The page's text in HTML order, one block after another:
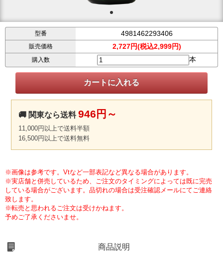
型番 4981462293406
販売価格 2,727円(税込2,999円)
購入数 本
🚚 関東なら送料946円～
11,000円以上で送料半額
16,500円以上で送料無料
※画像は参考です。Vtなど一部表記など異なる場合があります。
※実店舗と併売しているため、ご注文のタイミングによっては既に完売
している場合がございます。品切れの場合は受注確認メールにてご連絡
致します。
※転売と思われるご注文は受けかねます。
予めご了承くださいませ。
商品説明